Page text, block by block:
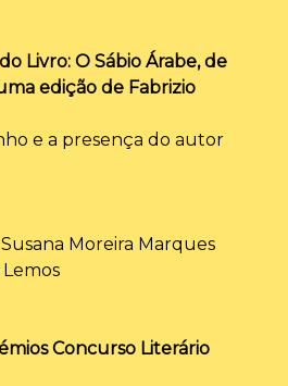
Livro: O Sábio Árabe, de
edição de Fabrizio
e a presença do autor
Moreira Marques
Concurso Literário